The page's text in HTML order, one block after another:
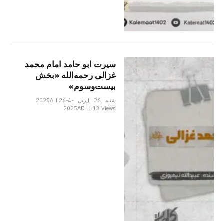
سیرت ابو حامد امام محمد
غزالی رحمه‌الله «بخش
بیست‌وسوم»
شنبه _26 _اپریل _2025AH 26-4-
2025AD
13Views